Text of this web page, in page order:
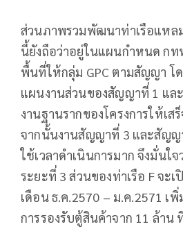
ส่วนภาพรวมพัฒนาท่าเรือแหล
นี้ยังถือว่าอยู่ในแผนกำหนด กท
พื้นที่ให้กลุ่ม GPC ตามสัญญา โ
แผนงานส่วนของสัญญาที่ 1 แล
งานฐานรากของโครงการให้เ
จากนั้นงานสัญญาที่ 3 และสัญญ
ใช้เวลาดำเนินการมาก จึงมั่นใ
ระยะที่ 3 ส่วนของท่าเรือ F จะเ
เดือน ธ.ค.2570 – ม.ค.2571 เ
การรองรับตู้สินค้าจาก 11 ล้าน